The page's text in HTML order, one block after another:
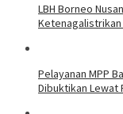
LBH Borneo
Ketenagalistrikan
Pelayanan MPP
Dibuktikan Lewat